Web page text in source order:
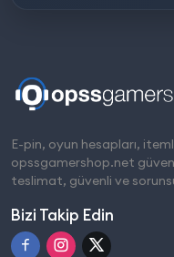
E-pin, oyun hesapları,
opssgamershop.net
teslimat, güvenli ve
Bizi Takip Edin